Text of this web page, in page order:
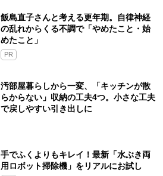
飯島直子さんと考える更年期。自律神経
の乱れからくる不調で「やめたこと・始
めたこと」
PR
汚部屋暮らしから一変、「キッチンが散
らからない」収納の工夫4つ。小さな工夫
で戻しやすい引き出しに
手でふくよりもキレイ！最新「水ぶき両
用ロボット掃除機」をリアルにお試し